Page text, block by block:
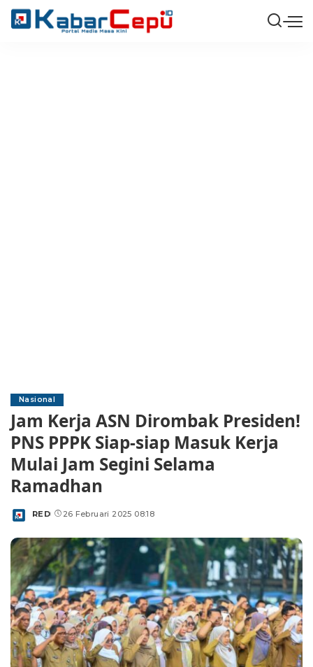
Nasional
Jam Kerja ASN Dirombak Presiden!
PNS PPPK Siap-siap Masuk Kerja
Mulai Jam Segini Selama
Ramadhan
Posted
RED 26 Februari 2025 08:18